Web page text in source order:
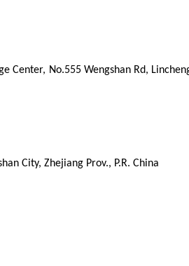
Center, No.555 Wengshan Rd,
City, Zhejiang Prov., P.R. China